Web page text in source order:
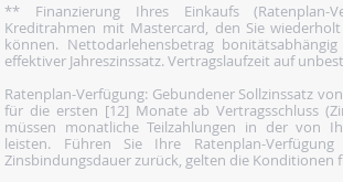
** Finanzierung Ihres Einkaufs (Ratenplan-
Kreditrahmen mit Mastercard, den Sie
können. Nettodarlehensbetrag
effektiver Jahreszinssatz. Vertragslaufzeit auf
Ratenplan-Verfügung: Gebundener Sollzinssatz
für die ersten [12] Monate ab Vertragsschluss
müssen monatliche Teilzahlungen in der von
leisten. Führen Sie Ihre Ratenplan-
Zinsbindungsdauer zurück, gelten die Konditionen